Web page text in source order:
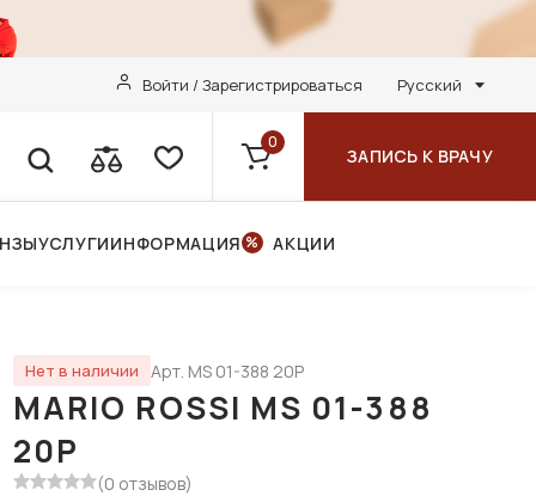
Войти / Зарегистрироваться Русский
0
ЗАПИСЬ К ВРАЧУ
УСЛУГИИНФОРМАЦИЯ АКЦИИ
Нет в наличии Арт. MS 01-388 20P
MARIO ROSSI MS 01-388
20P
(0 отзывов)